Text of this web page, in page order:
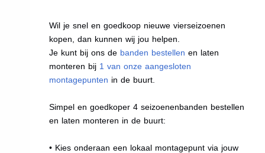
Wil je snel en goedkoop nieuwe vierseizoenen
kopen, dan kunnen wij jou helpen.
Je kunt bij ons de banden bestellen en laten
monteren bij 1 van onze aangesloten
montagepunten in de buurt.
Simpel en goedkoper 4 seizoenenbanden bestellen
en laten monteren in de buurt:
• Kies onderaan een lokaal montagepunt via jouw